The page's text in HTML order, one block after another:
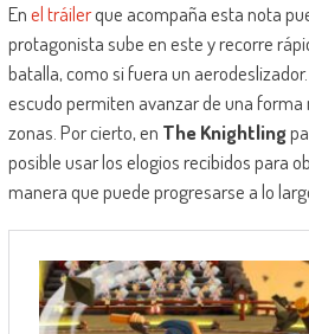
Enel tráilerque acompaña esta nota
protagonista sube en este y recorre
batalla, como si fuera un
escudo permiten avanzar de una forma
zonas. Por cierto, en The Knightling
posible usar los elogios recibidos para
manera que puede progresarse a lo